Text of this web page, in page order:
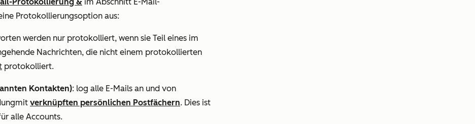
Protokollierungsoption aus:
werden nur protokolliert, wenn sie Teil eines im
Nachrichten, die nicht einem protokollierten
protokolliert.
Kontakten): log alle E-Mails an und von
mit verknüpften persönlichen Postfächern. Dies ist
alle Accounts.